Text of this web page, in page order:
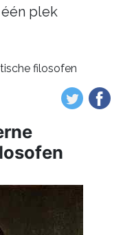
plek
filosofen